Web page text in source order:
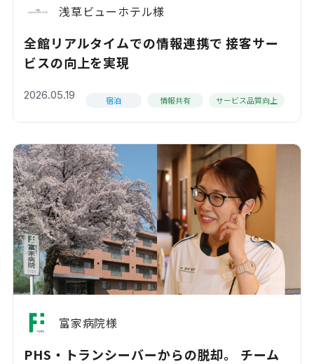
浅草ビューホテル様
全館リアルタイムでの情報連携で 接客サー
ビスの向上を実現
2026.05.19 宿泊 情報共有 サービス品質向上
富家病院様
PHS・トランシーバーからの脱却。 チーム